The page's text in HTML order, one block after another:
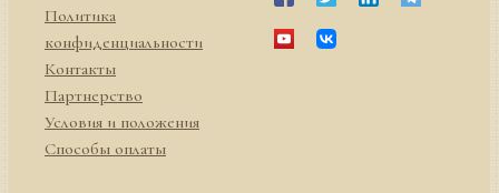
Политика
конфиденциальности
Контакты
Партнерство
Условия и положения
Способы оплаты